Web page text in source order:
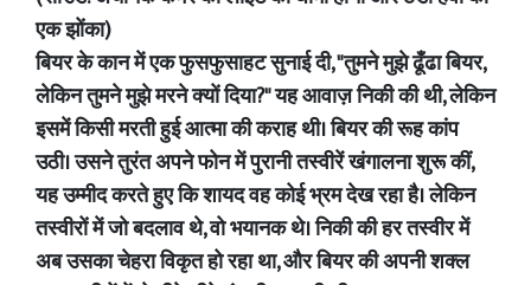
एक झोंका)
बियर के कान में एक फुसफुसाहट सुनाई दी, "तुमने मुझे ढूँढा बियर,
लेकिन तुमने मुझे मरने क्यों दिया?" यह आवाज़ निकी की थी, लेकिन
इसमें किसी मरती हुई आत्मा की कराह थी। बियर की रूह कांप
उठी। उसने तुरंत अपने फोन में पुरानी तस्वीरें खंगालना शुरू कीं,
यह उम्मीद करते हुए कि शायद वह कोई भ्रम देख रहा है। लेकिन
तस्वीरों में जो बदलाव थे, वो भयानक थे। निकी की हर तस्वीर में
अब उसका चेहरा विकृत हो रहा था, और बियर की अपनी शक्ल